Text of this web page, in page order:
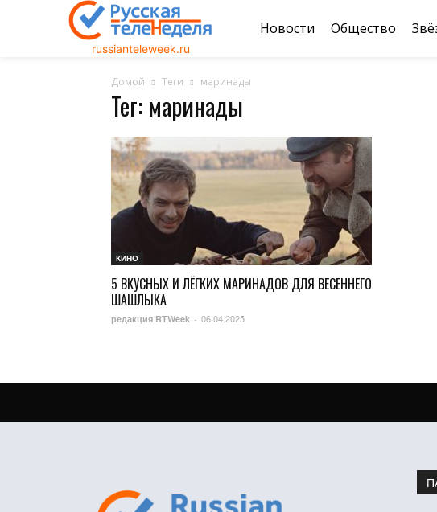
russianteleweek.ru
Новости Общество
Домой Теги маринады
Тег: маринады
КИНО
5 ВКУСНЫХ И ЛЁГКИХ МАРИНАДОВ ДЛЯ ВЕСЕННЕГО
ШАШЛЫКА
редакция RTWeek - 06.04.2025